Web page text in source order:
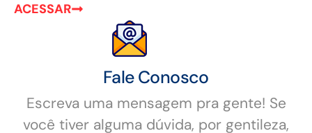
ACESSAR
Fale Conosco
Escreva uma mensagem pra gente! Se
você tiver alguma dúvida, por gentileza,